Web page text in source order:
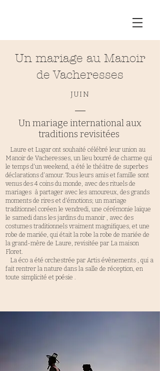
Un mariage au Manoir
de Vacheresses
JUIN
Un mariage international aux
traditions revisitées
Laure et Lugar ont souhaité célébré leur union au
Manoir de Vacheresses, un lieu bourré de charme qui
le temps d'un weekend, a été le théâtre de superbes
déclarations d'amour. Tous leurs amis et famille sont
venus des 4 coins du monde, avec des rituels de
mariages à partager avec les amoureux, des grands
moments de rires et d'émotions; un mariage
traditionnel coréen le vendredi, une cérémonie laïque
le samedi dans les jardins du manoir , avec des
costumes traditionnels vraiment magnifiques, et une
robe de mariée, qui était la robe la robe de mariée de
la grand-mère de Laure, revisitée par La maison
Floret.
La éco a été orchestrée par Artis évènements , qui a
fait rentrer la nature dans la salle de réception, en
toute simplicité et poésie .